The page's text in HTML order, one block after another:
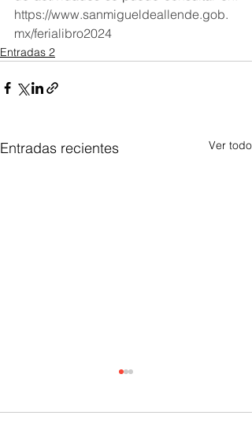
https://www.sanmigueldeallende.gob.
mx/ferialibro2024
Entradas 2
Entradas recientes Ver todo